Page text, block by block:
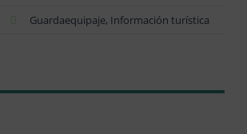
Guardaequipaje, Información turística